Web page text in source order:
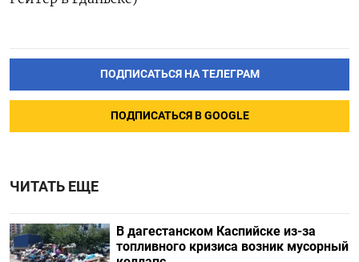
ПОДПИСАТЬСЯ НА ТЕЛЕГРАМ
ПОДПИСАТЬСЯ В GOOGLE
ЧИТАТЬ ЕЩЕ
В дагестанском Каспийске из-за
топливного кризиса возник мусорный